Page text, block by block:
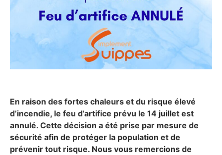
En raison des fortes chaleurs et du risque élevé
d’incendie, le feu d’artifice prévu le 14 juillet est
annulé. Cette décision a été prise par mesure de
sécurité afin de protéger la population et de
prévenir tout risque. Nous vous remercions de